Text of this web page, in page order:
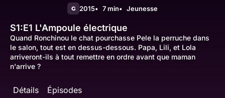
G 2015 7 min Jeunesse
S1:E1 L'Ampoule électrique
Quand Ronchinou le chat pourchasse Pele la perruche dans
le salon, tout est en dessus-dessous. Papa, Lili, et Lola
arriveront-ils à tout remettre en ordre avant que maman
n'arrive ?
Détails Épisodes